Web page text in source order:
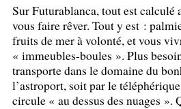
Sur Futurablanca, tout est
vous faire rêver. Tout y est :
fruits de mer à volonté, et vous
« immeubles-boules ». Plus
transporte dans le domaine du
l’astroport, soit par le
circule « au dessus des nuages ».